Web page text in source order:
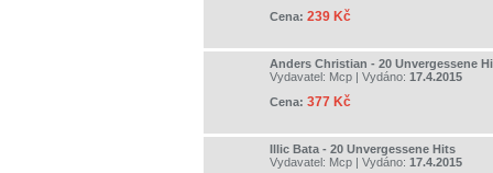
Cena: 239 Kč
Anders Christian - 20 Unvergessene
Vydavatel: Mcp | Vydáno: 17.4.2015
Cena: 377 Kč
Illic Bata - 20 Unvergessene Hits
Vydavatel: Mcp | Vydáno: 17.4.2015